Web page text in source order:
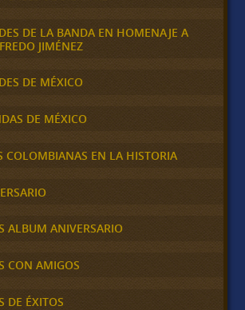
DE LA BANDA EN HOMENAJE A
JIMÉNEZ
DE MÉXICO
DE MÉXICO
COLOMBIANAS EN LA HISTORIA
ALBUM ANIVERSARIO
CON AMIGOS
DE ÉXITOS